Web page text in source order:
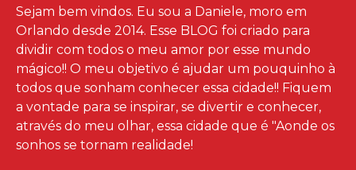
Sejam bem vindos. Eu sou a Daniele, moro em
Orlando desde 2014. Esse BLOG foi criado para
dividir com todos o meu amor por esse mundo
mágico!! O meu objetivo é ajudar um pouquinho à
todos que sonham conhecer essa cidade!! Fiquem
a vontade para se inspirar, se divertir e conhecer,
através do meu olhar, essa cidade que é "Aonde os
sonhos se tornam realidade!